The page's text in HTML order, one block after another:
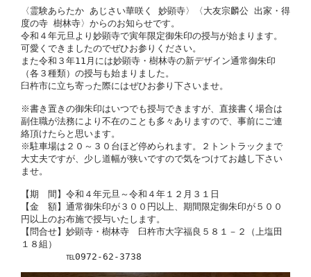
〈霊験あらたか あじさい華咲く 妙顕寺〉〈大友宗麟公 出家・得
度の寺 樹林寺〉からのお知らせです。
令和４年元旦より妙顕寺で寅年限定御朱印の授与が始まります。
可愛くできましたのでぜひお参りください。
また令和３年11月には妙顕寺・樹林寺の新デザイン通常御朱印
（各３種類）の授与も始まりました。
臼杵市に立ち寄った際にはぜひお参り下さいませ。
※書き置きの御朱印はいつでも授与できますが、直接書く場合は
副住職が法務により不在のことも多々ありますので、事前にご連
絡頂けたらと思います。
※駐車場は２０～３０台ほど停められます。２トントラックまで
大丈夫ですが、少し道幅が狭いですので気をつけてお越し下さい
ませ。
【期　間】令和４年元旦～令和４年１２月３１日
【金　額】通常御朱印が３００円以上、期間限定御朱印が５００
円以上のお布施で授与いたします。
【問合せ】妙顕寺・樹林寺　臼杵市大字福良５８１－２（上塩田
１８組）
℡0972-62-3738